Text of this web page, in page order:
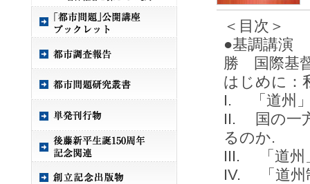
＜目次＞
●基調講演
勝 国際基
はじめに：
I. 「道州」
II. 国の一
るのか.
III. 「道州
IV. 「道州